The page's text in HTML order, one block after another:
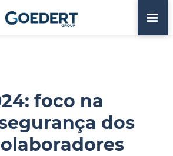
foco na
dos